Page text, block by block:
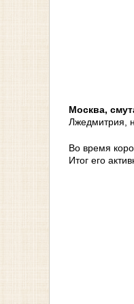
Москва,
Лжедмитрия,
Во время
Итог его